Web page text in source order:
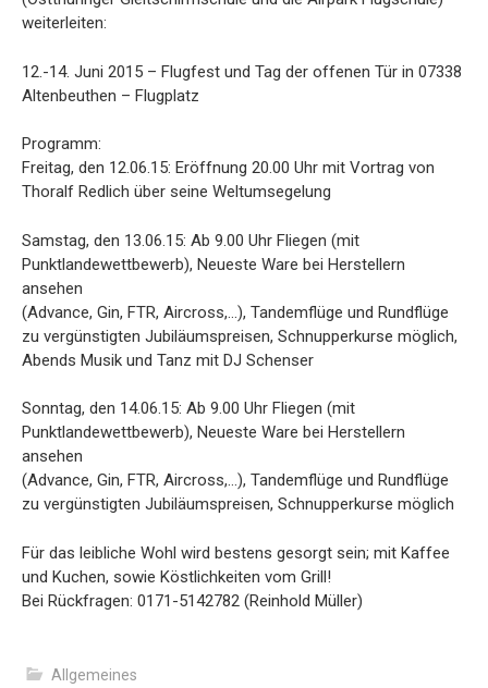
weiterleiten:
12.-14. Juni 2015 – Flugfest und Tag der offenen Tür in 07338
Altenbeuthen – Flugplatz
Programm:
Freitag, den 12.06.15: Eröffnung 20.00 Uhr mit Vortrag von
Thoralf Redlich über seine Weltumsegelung
Samstag, den 13.06.15: Ab 9.00 Uhr Fliegen (mit
Punktlandewettbewerb), Neueste Ware bei Herstellern
ansehen
(Advance, Gin, FTR, Aircross,…), Tandemflüge und Rundflüge
zu vergünstigten Jubiläumspreisen, Schnupperkurse möglich,
Abends Musik und Tanz mit DJ Schenser
Sonntag, den 14.06.15: Ab 9.00 Uhr Fliegen (mit
Punktlandewettbewerb), Neueste Ware bei Herstellern
ansehen
(Advance, Gin, FTR, Aircross,…), Tandemflüge und Rundflüge
zu vergünstigten Jubiläumspreisen, Schnupperkurse möglich
Für das leibliche Wohl wird bestens gesorgt sein; mit Kaffee
und Kuchen, sowie Köstlichkeiten vom Grill!
Bei Rückfragen: 0171-5142782 (Reinhold Müller)
Allgemeines